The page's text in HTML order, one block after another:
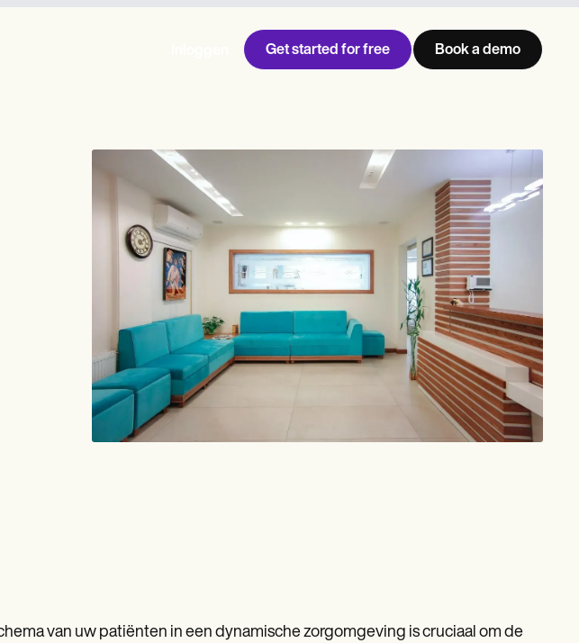
Get started for free Book a demo
van uw patiënten in een dynamische zorgomgeving is cruciaal om de